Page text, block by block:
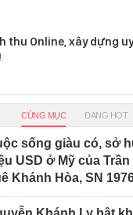
thu Online, xây dựng
CÙNG MỤC ĐANG HOT
sống giàu có, sở
USD ở Mỹ của
Khánh Hòa, SN